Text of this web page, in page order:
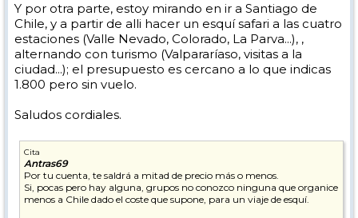
Y por otra parte, estoy mirando en ir a Santiago de
Chile, y a partir de alli hacer un esquí safari a las cuatro
estaciones (Valle Nevado, Colorado, La Parva...), ,
alternando con turismo (Valpararíaso, visitas a la
ciudad...); el presupuesto es cercano a lo que indicas
1.800 pero sin vuelo.
Saludos cordiales.
Cita
Antras69
Por tu cuenta, te saldrá a mitad de precio más o menos.
Si, pocas pero hay alguna, grupos no conozco ninguna que organice
menos a Chile dado el coste que supone, para un viaje de esquí.